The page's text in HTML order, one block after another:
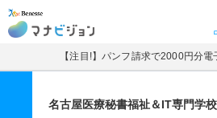
マナビジョン
【注目!】パンフ請求で2000円分
名古屋医療秘書福祉＆IT専門学